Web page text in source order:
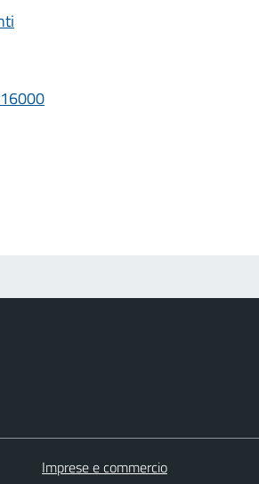
Imprese e commercio